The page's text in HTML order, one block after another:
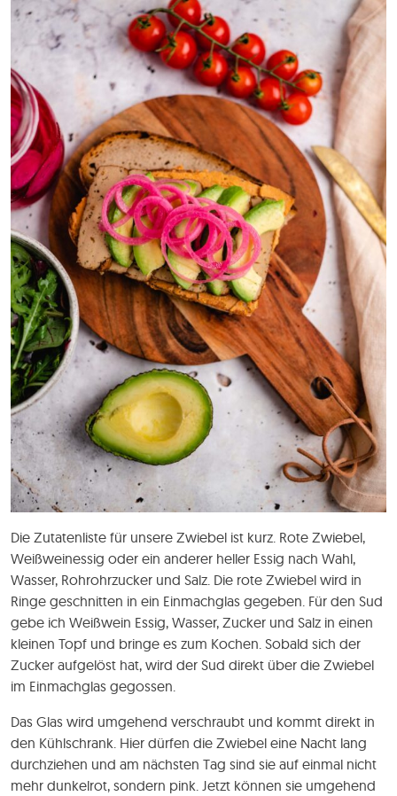
Die Zutatenliste für unsere Zwiebel ist kurz. Rote Zwiebel,
Weißweinessig oder ein anderer heller Essig nach Wahl,
Wasser, Rohrohrzucker und Salz. Die rote Zwiebel wird in
Ringe geschnitten in ein Einmachglas gegeben. Für den Sud
gebe ich Weißwein Essig, Wasser, Zucker und Salz in einen
kleinen Topf und bringe es zum Kochen. Sobald sich der
Zucker aufgelöst hat, wird der Sud direkt über die Zwiebel
im Einmachglas gegossen.
Das Glas wird umgehend verschraubt und kommt direkt in
den Kühlschrank. Hier dürfen die Zwiebel eine Nacht lang
durchziehen und am nächsten Tag sind sie auf einmal nicht
mehr dunkelrot, sondern pink. Jetzt können sie umgehend